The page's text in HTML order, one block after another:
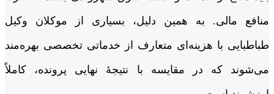
منافع مالی. به همین دلیل، بسیاری از موکلان وکیل
طباطبایی با هزینه‌ای متعارف از خدماتی تخصصی بهره‌مند
می‌شوند که در مقایسه با نتیجۀ نهایی پرونده، کاملاً